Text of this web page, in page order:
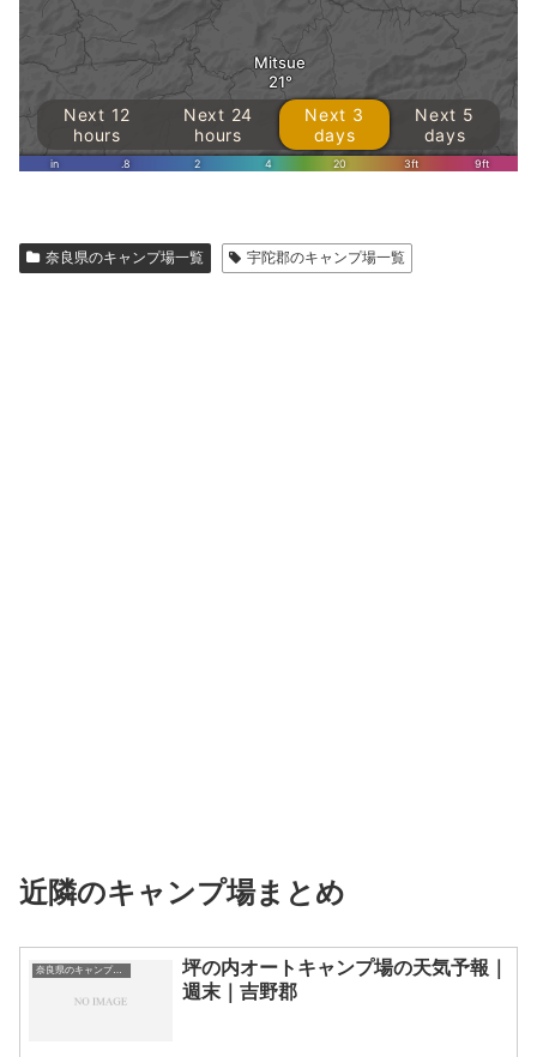
奈良県のキャンプ場一覧 宇陀郡のキャンプ場一覧
近隣のキャンプ場まとめ
奈良県のキャンプ場一覧
坪の内オートキャンプ場の天気予報｜
週末｜吉野郡